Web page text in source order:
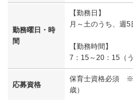
勤務曜日・時
間
【勤務日】
月～土のうち、週5
【勤務時間】
7：15～20：15（う
応募資格
保育士資格必須 ※
歳）